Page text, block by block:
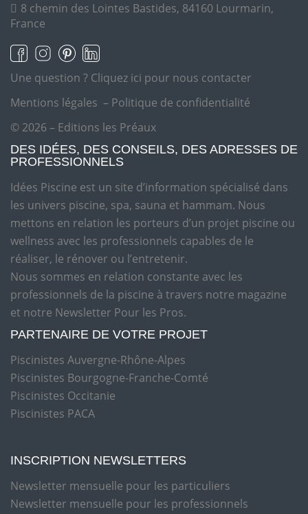
8 chemin des Lointes Bastides, 84160 Lourmarin,
France
Une question ? Cliquez ici pour nous contacter
Mentions légales – Politique de confidentialité
© 2026 – Editions les Préaux
DES IDÉES, DES CONSEILS, DES ADRESSES DE
PROFESSIONNELS
Idées Piscine est un site d’information spécialisé dans
les univers piscine, spa, sauna et hammam. Nous
mettons en relation les porteurs d’un projet piscine ou
wellness avec les professionnels capables de le
réaliser, le rénover ou l’entretenir.
Nous sommes en relation constante avec les
professionnels de la piscine à travers notre magazine
et notre Newsletter Pour les Pros.
PARTENAIRE DE VOTRE PROJET
Piscinistes Auvergne-Rhône-Alpes
Piscinistes Bourgogne-Franche-Comté
Piscinistes Occitanie
Piscinistes PACA
INSCRIPTION NEWSLETTERS
Newsletter mensuelle pour les particuliers
Newsletter mensuelle pour les professionnels